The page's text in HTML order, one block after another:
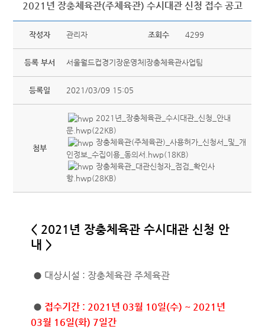
2021년 장충체육관(주체육관) 수시대관 신청 접수 공고
작성자 관리자 조회수 4299
등록 부서 서울월드컵경기장운영처|장충체육관사업팀
등록일 2021/03/09 15:05
첨부
2021년_장충체육관_수시대관_신청_안내
문.hwp(22KB)
장충체육관(주체육관)_사용허가_신청서_및_개
인정보_수집이용_동의서.hwp(18KB)
장충체육관_대관신청자_점검_확인사
항.hwp(28KB)
< 2021년 장충체육관 수시대관 신청 안
내 >
● 대상시설 : 장충체육관 주체육관
● 접수기간 : 2021년 03월 10일(수) ~ 2021년
03월 16일(화) 7일간